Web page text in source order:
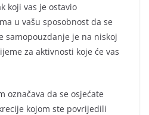
koji vas je ostavio
u vašu sposobnost da se
samopouzdanje je na niskoj
za aktivnosti koje će vas
označava da se osjećate
kojom ste povrijedili